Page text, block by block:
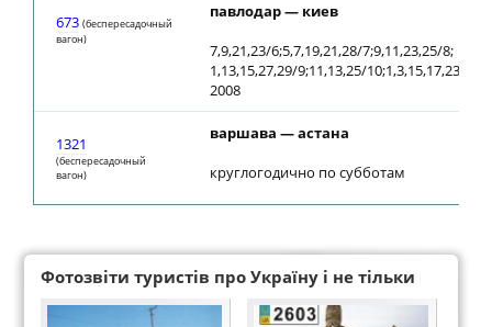
673 (беспересадочный
вагон)
павлодар — киев
7,9,21,23/6;5,7,19,21,28/7;9,11,23,25/8;
1,13,15,27,29/9;11,13,25/10;1,3,15,17,23/
2008
1321
(беспересадочный
вагон)
варшава — астана
круглогодично по субботам
Фотозвіти туристів про Україну і не тільки